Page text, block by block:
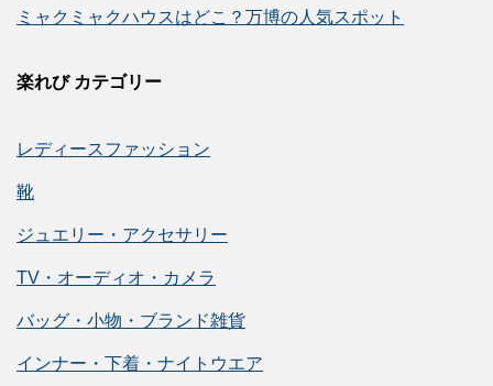
ミャクミャクハウスはどこ？万博の人気スポット
楽れび カテゴリー
レディースファッション
靴
ジュエリー・アクセサリー
TV・オーディオ・カメラ
バッグ・小物・ブランド雑貨
インナー・下着・ナイトウエア